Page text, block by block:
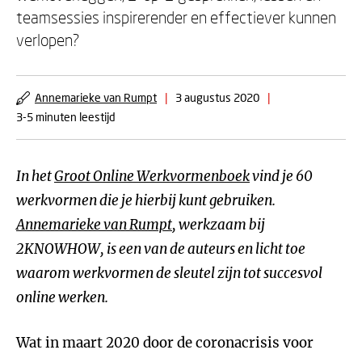
teamsessies inspirerender en effectiever kunnen
verlopen?
Annemarieke van Rumpt | 3 augustus 2020
|
3-5 minuten leestijd
In hetGroot Online Werkvormenboekvind je 60
werkvormen die je hierbij kunt gebruiken.
Annemarieke van Rumpt, werkzaam bij
2KNOWHOW, is een van de auteurs en licht toe
waarom werkvormen de sleutel zijn tot succesvol
online werken.
Wat in maart 2020 door de coronacrisis voor